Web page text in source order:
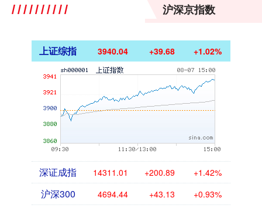
沪深京指数
上证综指 3940.04 +39.68 +1.02%
深证成指 14311.01 +200.89 +1.42%
沪深300 4694.44 +43.13 +0.93%